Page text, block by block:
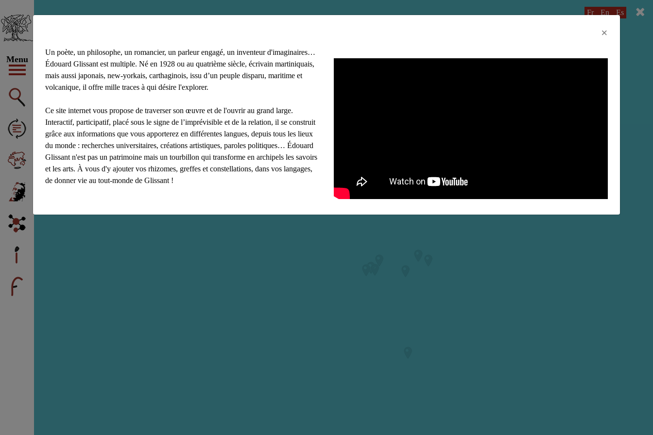
Menu
Fr En Es
×
Un poète, un philosophe, un romancier, un parleur engagé, un inventeur d'imaginaires…
Édouard Glissant est multiple. Né en 1928 ou au quatrième siècle, écrivain martiniquais,
mais aussi japonais, new-yorkais, carthaginois, issu d’un peuple disparu, maritime et
volcanique, il offre mille traces à qui désire l'explorer.
Ce site internet vous propose de traverser son œuvre et de l'ouvrir au grand large.
Interactif, participatif, placé sous le signe de l’imprévisible et de la relation, il se construit
grâce aux informations que vous apporterez en différentes langues, depuis tous les lieux
du monde : recherches universitaires, créations artistiques, paroles politiques… Édouard
Glissant n'est pas un patrimoine mais un tourbillon qui transforme en archipels les savoirs
et les arts. À vous d'y ajouter vos rhizomes, greffes et constellations, dans vos langages,
de donner vie au tout-monde de Glissant !